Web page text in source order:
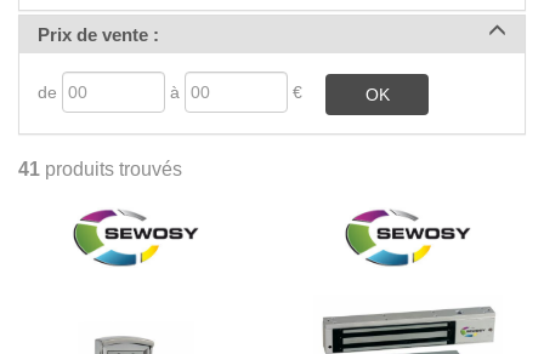
Prix de vente :
de à € OK
41 produits trouvés